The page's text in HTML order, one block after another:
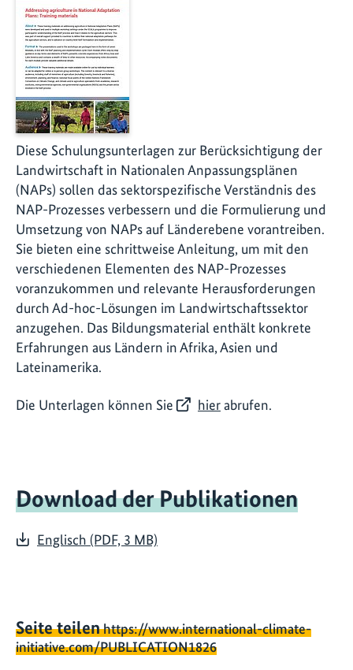
Diese Schulungsunterlagen zur Berücksichtigung der
Landwirtschaft in Nationalen Anpassungsplänen
(NAPs) sollen das sektorspezifische Verständnis des
NAP-Prozesses verbessern und die Formulierung und
Umsetzung von NAPs auf Länderebene vorantreiben.
Sie bieten eine schrittweise Anleitung, um mit den
verschiedenen Elementen des NAP-Prozesses
voranzukommen und relevante Herausforderungen
durch Ad-hoc-Lösungen im Landwirtschaftssektor
anzugehen. Das Bildungsmaterial enthält konkrete
Erfahrungen aus Ländern in Afrika, Asien und
Lateinamerika.
Die Unterlagen können Sie hierabrufen.
Download der Publikationen
Englisch (PDF, 3 MB)
Seite teilenhttps://www.international-climate-
initiative.com/PUBLICATION1826